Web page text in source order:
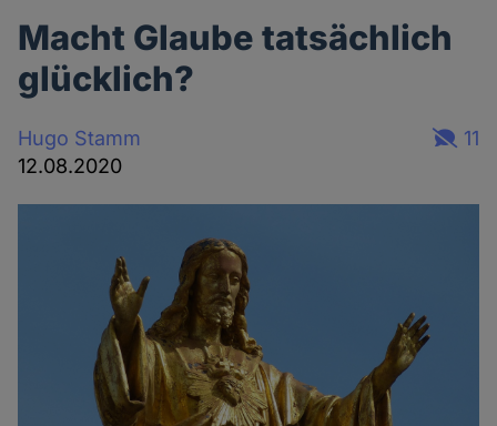
Macht Glaube tatsächlich
glücklich?
Hugo Stamm
12.08.2020
11